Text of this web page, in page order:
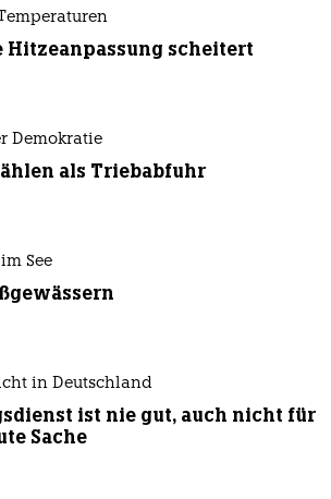
Hitzeanpassung scheitert
Demokratie
als Triebabfuhr
See
in Deutschland
ist nie gut, auch nicht für
Sache